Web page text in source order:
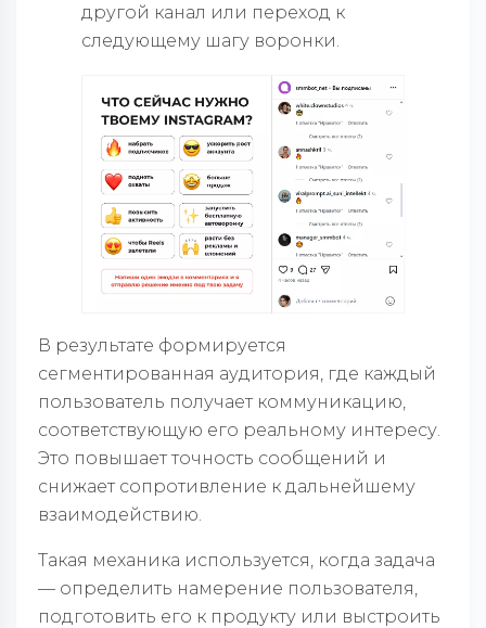
другой канал или переход к
следующему шагу воронки.
В результате формируется
сегментированная аудитория, где каждый
пользователь получает коммуникацию,
соответствующую его реальному интересу.
Это повышает точность сообщений и
снижает сопротивление к дальнейшему
взаимодействию.
Такая механика используется, когда задача
— определить намерение пользователя,
подготовить его к продукту или выстроить